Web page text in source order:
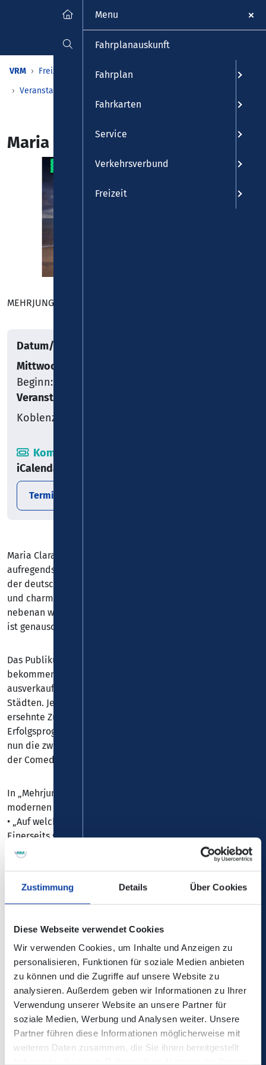
Zustimmung Details Über Cookies
Diese Webseite verwendet Cookies
Wir verwenden Cookies, um Inhalte und Anzeigen zu
personalisieren, Funktionen für soziale Medien anbieten
zu können und die Zugriffe auf unsere Website zu
analysieren. Außerdem geben wir Informationen zu Ihrer
Verwendung unserer Website an unsere Partner für
soziale Medien, Werbung und Analysen weiter. Unsere
Partner führen diese Informationen möglicherweise mit
weiteren Daten zusammen, die Sie ihnen bereitgestellt
VRM Freizeit
Veranstaltungen & Kalender
Veranstaltungen
Maria Clara Groppler
MEHRJUNGFRAU
Datum/Uhrzeit
Mittwoch, 08.04.2026
Beginn: 20:00
Veranstaltungsort
Koblenz
Kombiticket
iCalendar
Termin exportieren
Maria Clara Groppler gehört zweifellos zu den
aufregendsten und vielseitigsten Stand-up-Comedians
der deutschen Comedy-Szene. Ihr unschuldiges Aussehen
und charmantes Auftreten lassen sie wie das Mädchen von
nebenan wirken – doch der Eindruck täuscht: Ihr Humor
ist genauso derb wie gnadenlos ehrlich.
Das Publikum kann von „Mehrjungfrau“ nicht genug
bekommen: Zahlreiche Termine waren im Handumdrehen
ausverkauft, dazu kam die große Nachfrage aus weiteren
Städten. Jetzt gibt Maria Clara Groppler ihren Fans die
ersehnte Zugabe – mit Zusatzshows ihres
Erfolgsprogramms. Wer bisher leer ausgegangen ist, hat
nun die zweite Chance, die wohl bissigste Meerjungfrau
der Comedy-Szene live zu erleben.
In „Mehrjungfrau“ beleuchtet Maria die Probleme der
modernen Meerjungfrau im 21. Jahrhundert:
• „Auf welche Toilette gehen Mehrjungfrauen eigentlich?
Einerseits sind sie ja Frauen, andererseits... nun ja, ist da
dieser Schwanz.“
• ⁠„Bekommen Mehrjungfrauen eigentlich ihre Periode?
• ⁠„Und wenn sich eine Mehrjungfrau etwas eingefangen hat
– geht sie dann zum Tierarzt oder Frauenarzt?
andere Themen aus ihrem Leben:
den Sexualkundeunterricht in der Schule damals, Yoga
und Spiritualität, ihre rassistische Oma, ihre Erfahrungen
bei Let’s Dance, ihre Beziehung und vieles mehr.
Freut euch auf 90 Minuten Unterhaltung – tabulos,
scharfsinnig, manchmal albern, aber vorallem eins: lustig.
Menu
Fahrplanauskunft
Fahrplan
Fahrkarten
Service
Verkehrsverbund
Freizeit